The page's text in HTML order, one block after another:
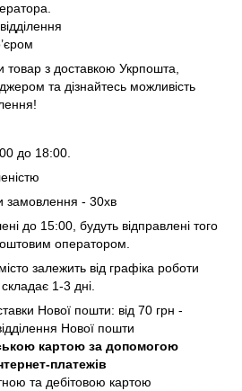
з доставкою Укрпошта,
та дізнайтесь можливість
до 18:00.
замовлення - 30хв
до 15:00, будуть відправлені того
оператором.
залежить від графіка роботи
1-3 дні.
Нової пошти: від 70 грн -
Нової пошти
картою за допомогою
платежів
та дебітовою картою